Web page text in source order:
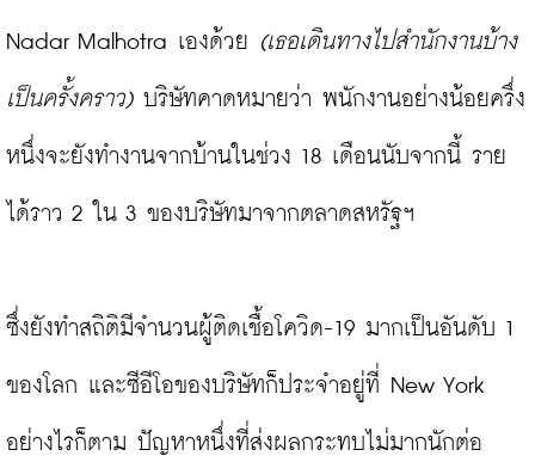
Nadar Malhotra เองด้วย (เธอเดินทางไปสำนักงานบ้าง
เป็นครั้งคราว) บริษัทคาดหมายว่า พนักงานอย่างน้อยครึ่ง
หนึ่งจะยังทำงานจากบ้านในช่วง 18 เดือนนับจากนี้ ราย
ได้ราว 2 ใน 3 ของบริษัทมาจากตลาดสหรัฐฯ
ซึ่งยังทำสถิติมีจำนวนผู้ติดเชื้อโควิด-19 มากเป็นอันดับ 1
ของโลก และซีอีโอของบริษัทก็ประจำอยู่ที่ New York
อย่างไรก็ตาม ปัญหาหนึ่งที่ส่งผลกระทบไม่มากนักต่อ